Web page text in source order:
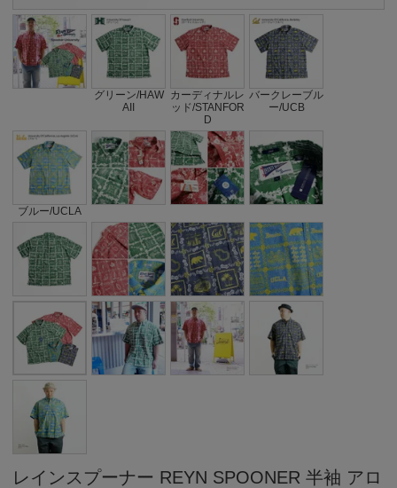
グリーン/HAW
AII
カーディナルレ
ッド/STANFOR
D
バークレーブル
ー/UCB
ブルー/UCLA
レインスプーナー REYN SPOONER 半袖 アロ